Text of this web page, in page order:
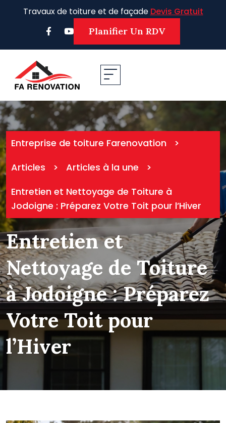
Travaux de toiture et de façade Devis Gratuit
Planifier Un RDV
Entreprise de toiture Farenovation
>
Articles
> Articles à la une
>
Entretien et Nettoyage de Toiture à
Jodoigne : Préparez Votre Toit pour l’Hiver
Entretien et
Nettoyage de Toiture
à Jodoigne : Préparez
Votre Toit pour
l’Hiver